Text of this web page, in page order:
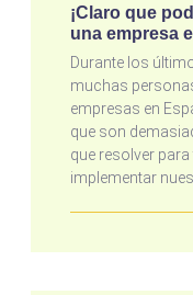
¡Claro que
una empresa
Durante los
muchas
empresas en
que son
que resolver
implementar